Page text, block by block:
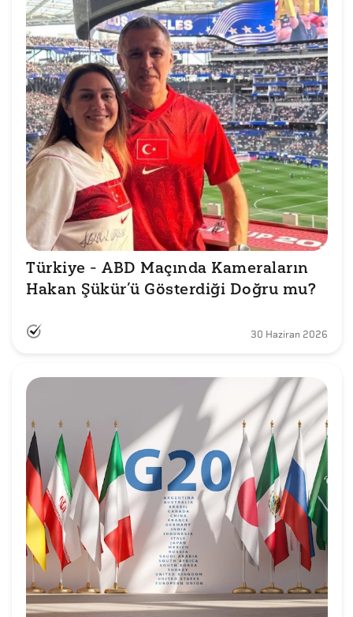
Türkiye - ABD Maçında Kameraların
Hakan Şükür’ü Gösterdiği Doğru mu?
30 Haziran 2026